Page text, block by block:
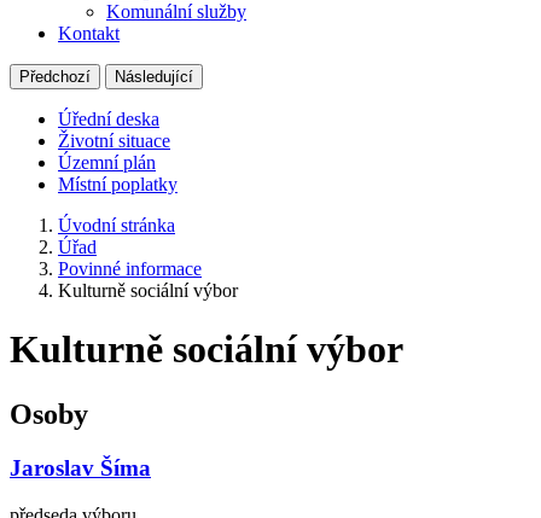
Komunální služby
Kontakt
Předchozí Následující
Úřední deska
Životní situace
Územní plán
Místní poplatky
Úvodní stránka
Úřad
Povinné informace
Kulturně sociální výbor
Kulturně sociální výbor
Osoby
Jaroslav Šíma